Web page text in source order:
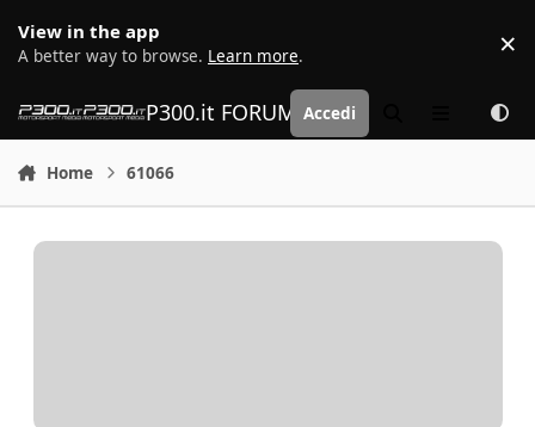
View in the app
A better way to browse. Learn more. ×
P300.it FORUM | Motorsport Media
Accedi
Home 61066